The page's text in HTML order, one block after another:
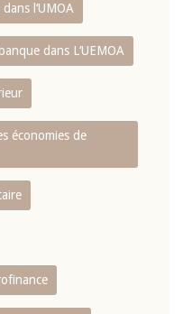
l‘UMOA
dans L‘UEMOA
économies de